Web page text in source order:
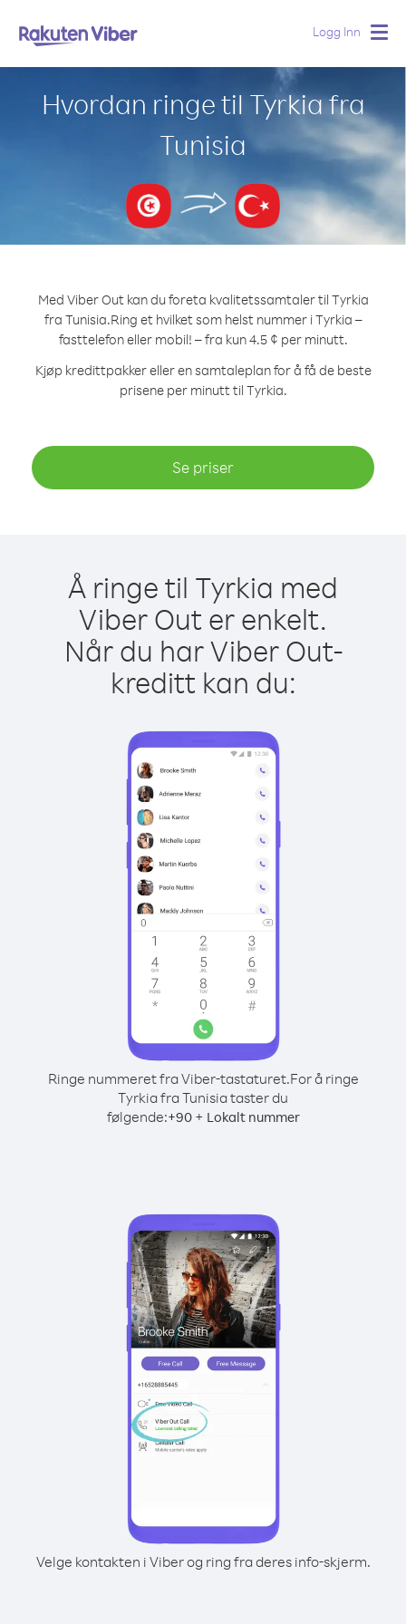
Logg Inn
Hvordan ringe til Tyrkia fra
Tunisia
Med Viber Out kan du foreta kvalitetssamtaler til Tyrkia
fra Tunisia.Ring et hvilket som helst nummer i Tyrkia –
fasttelefon eller mobil! – fra kun 4.5 ¢ per minutt.
Kjøp kredittpakker eller en samtaleplan for å få de beste
prisene per minutt til Tyrkia.
Se priser
Å ringe til Tyrkia med
Viber Out er enkelt.
Når du har Viber Out-
kreditt kan du:
Ringe nummeret fra Viber-tastaturet.For å ringe
Tyrkia fra Tunisia taster du
følgende:+90+ Lokalt nummer
Velge kontakten i Viber og ring fra deres info-skjerm.